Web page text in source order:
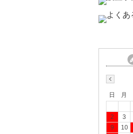
日 月
2
3
9
10